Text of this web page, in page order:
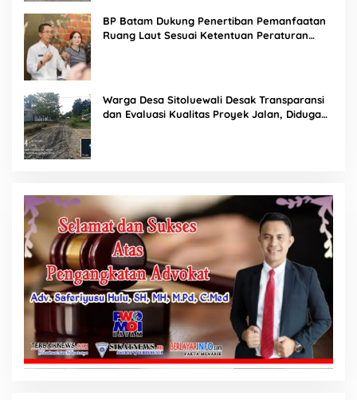
BP Batam Dukung Penertiban Pemanfaatan
Ruang Laut Sesuai Ketentuan Peraturan
Warga Desa Sitoluewali Desak Transparansi
dan Evaluasi Kualitas Proyek Jalan, Diduga